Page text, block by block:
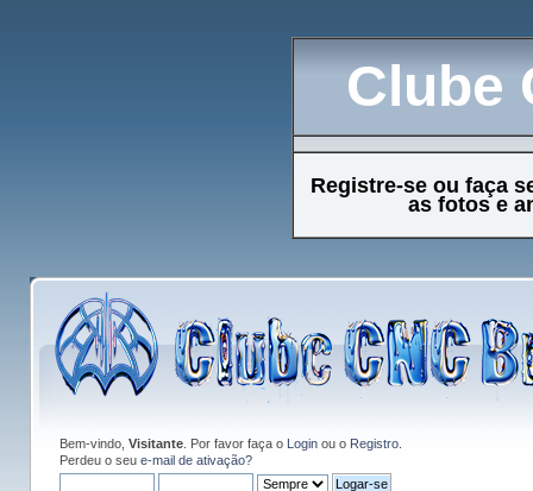
Clube
Registre-se ou faça
as fotos e
Bem-vindo, Visitante. Por favor faça o Loginou o Registro.
Perdeu o seu e-mail de ativação?